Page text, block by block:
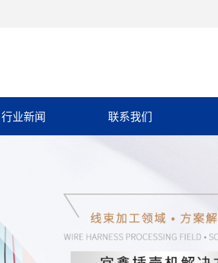
行业新闻 联系我们